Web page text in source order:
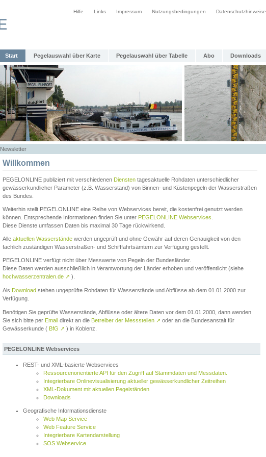
Hilfe Links Impressum Nutzungsbedingungen Datenschutzhinweise
Start Pegelauswahl über Karte Pegelauswahl über Tabelle Abo Downloads
Newsletter
Willkommen
PEGELONLINE publiziert mit verschiedenen Diensten tagesaktuelle Rohdaten unterschiedlicher
gewässerkundlicher Parameter (z.B. Wasserstand) von Binnen- und Küstenpegeln der Wasserstraßen
des Bundes.
Weiterhin stellt PEGELONLINE eine Reihe von Webservices bereit, die kostenfrei genutzt werden
können. Entsprechende Informationen finden Sie unter PEGELONLINE Webservices
Diese Dienste umfassen Daten bis maximal 30 Tage rückwirkend.
Alle aktuellen Wasserstände werden ungeprüft und ohne Gewähr auf deren Genauigkeit von den
fachlich zuständigen Wasserstraßen- und Schifffahrtsämtern zur Verfügung gestellt.
PEGELONLINE verfügt nicht über Messwerte von Pegeln der Bundesländer.
Diese Daten werden ausschließlich in Verantwortung der Länder erhoben und veröffentlicht (siehe
hochwasserzentralen.de ↗ ).
Als Download stehen ungeprüfte Rohdaten für Wasserstände und Abflüsse ab dem 01.01.2000 zur
Verfügung.
Benötigen Sie geprüfte Wasserstände, Abflüsse oder ältere Daten vor dem 01.01.2000, dann wenden
Sie sich bitte per Email direkt an die Betreiber der Messstellen ↗ oder an die Bundesanstalt für
Gewässerkunde ( BfG ↗ ) in Koblenz.
PEGELONLINE Webservices
REST- und XML-basierte Webservices
Ressourcenorientierte API für den Zugriff auf Stammdaten und Messdaten.
Integrierbare Onlinevisualisierung aktueller gewässerkundlicher Zeitreihen
XML-Dokument mit aktuellen Pegelständen
Downloads
Geografische Informationsdienste
Web Map Service
Web Feature Service
Integrierbare Kartendarstellung
SOS Webservice